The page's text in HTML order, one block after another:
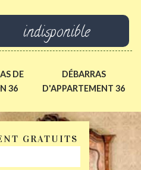
indisponible
DE
36
DÉBARRAS
D'APPARTEMENT 36
GRATUITS